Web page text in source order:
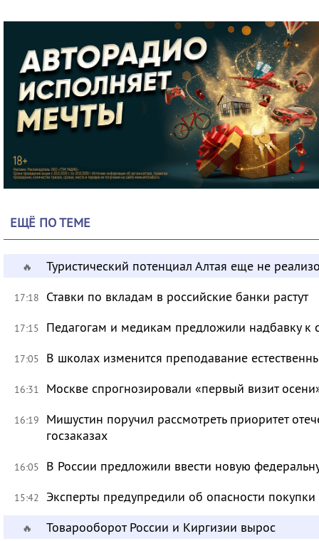
ЕЩЁ ПО ТЕМЕ
🔥 Туристический потенциал Алтая еще не
17:18 Ставки по вкладам в российские банки растут
17:15 Педагогам и медикам предложили надбавку к
17:05 В школах изменится преподавание
16:31 Москве спрогнозировали «первый визит
16:19
Мишустин поручил рассмотреть приоритет
госзаказах
16:05 В России предложили ввести новую
15:42 Эксперты предупредили об опасности
🔥 Товарооборот России и Киргизии вырос